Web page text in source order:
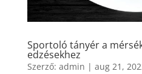
Sportoló tányér a
edzésekhez
Szerző: admin | aug 21,